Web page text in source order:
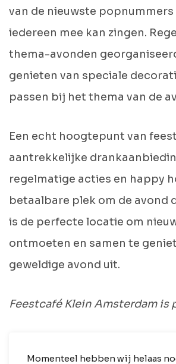
van de nieuwste
iedereen mee kan zingen.
thema-avonden
genieten van speciale
passen bij het thema van de
Een echt hoogtepunt van
aantrekkelijke
regelmatige acties en happy
betaalbare plek om de avond
is de perfecte locatie om
ontmoeten en samen te
geweldige avond uit.
Feestcafé Klein Amsterdam is
Momenteel hebben wij helaas